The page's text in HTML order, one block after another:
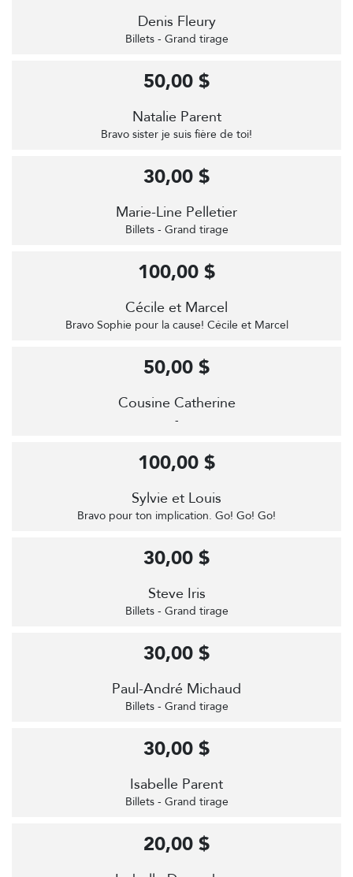
Denis Fleury
Billets - Grand tirage
Natalie Parent
Bravo sister je suis fière de toi!
50,00 $
Marie-Line Pelletier
Billets - Grand tirage
30,00 $
Cécile et Marcel
Bravo Sophie pour la cause! Cécile et Marcel
100,00 $
Cousine Catherine
-
50,00 $
Sylvie et Louis
Bravo pour ton implication. Go! Go! Go!
100,00 $
Steve Iris
Billets - Grand tirage
30,00 $
Paul-André Michaud
Billets - Grand tirage
30,00 $
Isabelle Parent
Billets - Grand tirage
30,00 $
20,00 $